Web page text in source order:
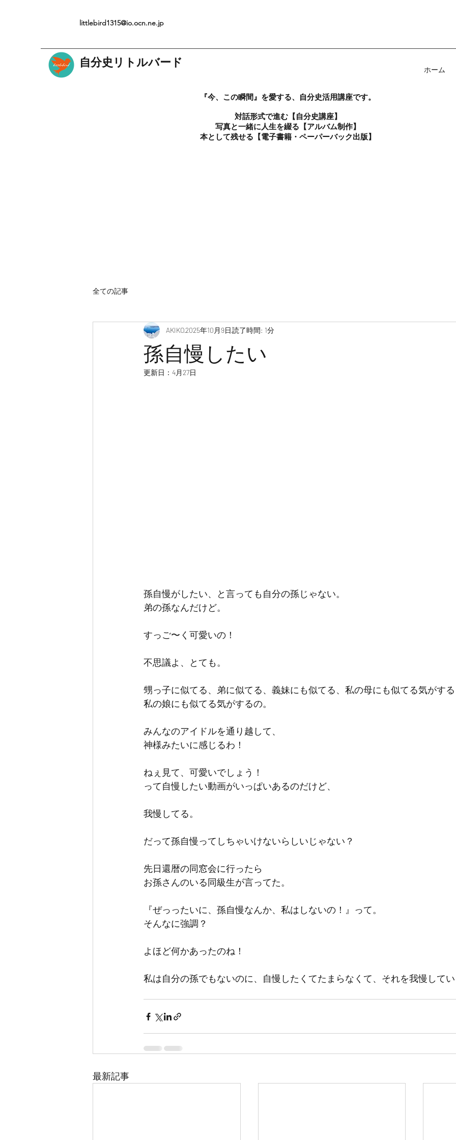
littlebird1315@io.ocn.ne.jp
自分史リトルバード
『今、この瞬間』を愛する、自分史活用講座です。
対話形式で進む【自分史講座】
写真と一緒に人生を綴る【アルバム制作】
本として残せる【電子書籍・ペーパーバック出版】
ホーム
全ての記事
孫自慢したい
AKIKO2025年10月9日読了時間: 1分
更新日： 4月27日
孫自慢がしたい、と言っても自分の孫じゃない。
弟の孫なんだけど。
すっご〜く可愛いの！
不思議よ、とても。
甥っ子に似てる、弟に似てる、義妹にも似てる、私の母にも似てる気がす
私の娘にも似てる気がするの。
みんなのアイドルを通り越して、
神様みたいに感じるわ！
ねぇ見て、可愛いでしょう！
って自慢したい動画がいっぱいあるのだけど、
我慢してる。
だって孫自慢ってしちゃいけないらしいじゃない？
先日還暦の同窓会に行ったら
お孫さんのいる同級生が言ってた。
『ぜっったいに、孫自慢なんか、私はしないの！』って。
そんなに強調？
よほど何かあったのね！
私は自分の孫でもないのに、自慢したくてたまらなくて、それを我慢して
最新記事